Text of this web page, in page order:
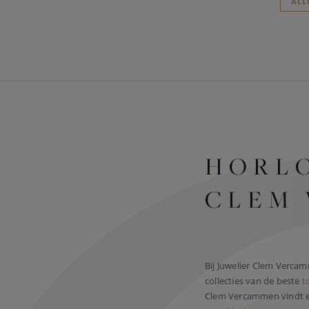
CLEM
Bij Juwelier Clem
collecties van de beste
Clem Vercammen vindt